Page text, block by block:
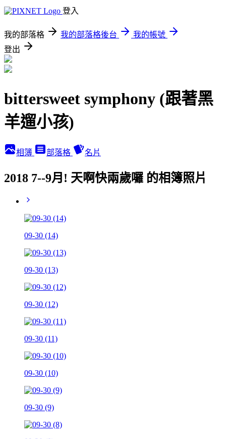
登入
我的部落格 我的部落格後台
我的帳號
登出
bittersweet symphony (跟著黑
羊遛小孩)
相簿 部落格 名片
2018 7--9月! 天啊快兩歲囉 的相簿照片
09-30 (14)
09-30 (13)
09-30 (12)
09-30 (11)
09-30 (10)
09-30 (9)